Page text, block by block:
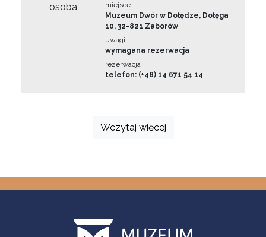
osoba
miejsce
Muzeum Dwór w Dołędze, Dołęga
10, 32-821 Zaborów
uwagi
wymagana rezerwacja
rezerwacja
telefon: (+48) 14 671 54 14
Wczytaj więcej